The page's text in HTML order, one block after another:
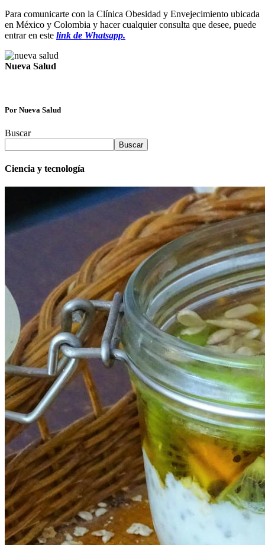
Para comunicarte con la Clínica Obesidad y Envejecimiento ubicada
en México y Colombia y hacer cualquier consulta que desee, puede
entrar en este link de Whatsapp.
Nueva Salud
Por Nueva Salud
Buscar
Buscar
Ciencia y tecnología